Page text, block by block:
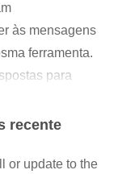
às mensagens
ferramenta.
para
interagindo
para criar
público
recente
or update to the